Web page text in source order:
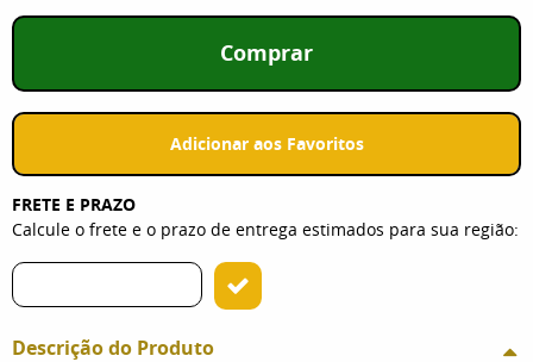
Comprar
Adicionar aos Favoritos
FRETE E PRAZO
Calcule o frete e o prazo de entrega estimados para sua região:
Descrição do Produto